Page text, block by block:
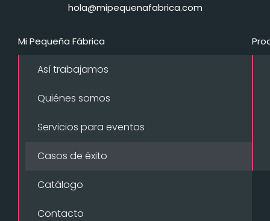
hola@mipequenafabrica.com
Mi Pequeña Fábrica
Así trabajamos
Quiénes somos
Servicios para eventos
Casos de éxito
Catálogo
Contacto